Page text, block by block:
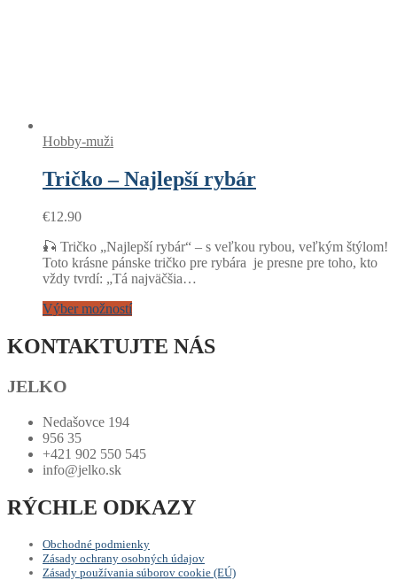
Hobby-muži
Tričko – Najlepší rybár
€12.90
🎣 Tričko „Najlepší rybár“ – s veľkou rybou, veľkým štýlom!
Toto krásne pánske tričko pre rybára je presne pre toho, kto
vždy tvrdí: „Tá najväčšia…
Výber možností
KONTAKTUJTE NÁS
JELKO
Nedašovce 194
956 35
+421 902 550 545
info@jelko.sk
RÝCHLE ODKAZY
Obchodné podmienky
Zásady ochrany osobných údajov
Zásady používania súborov cookie (EÚ)